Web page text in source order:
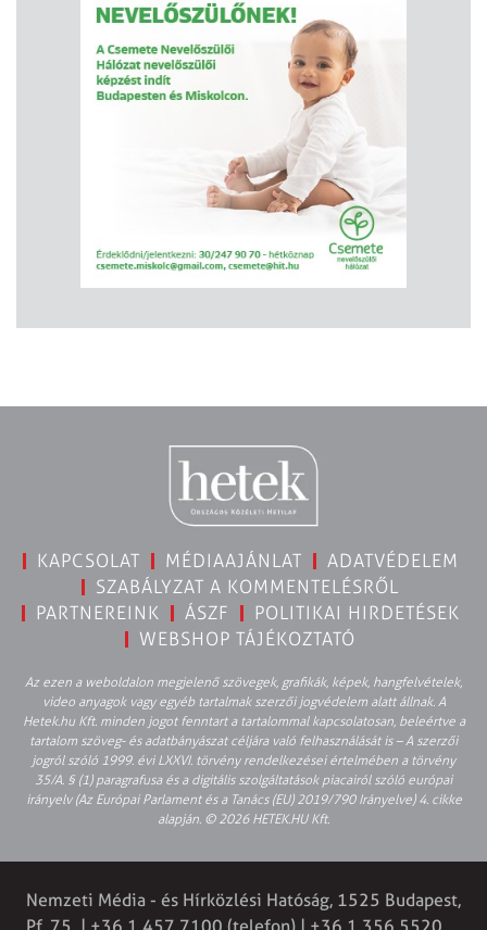
KAPCSOLAT MÉDIAAJÁNLAT
ADATVÉDELEM
SZABÁLYZAT A KOMMENTELÉSRŐL
PARTNEREINK
ÁSZF
POLITIKAI HIRDETÉSEK
WEBSHOP TÁJÉKOZTATÓ
Az ezen a weboldalon megjelenő szövegek, grafikák, képek, hangfelvételek,
video anyagok vagy egyéb tartalmak szerzői jogvédelem alatt állnak. A
Hetek.hu Kft. minden jogot fenntart a tartalommal kapcsolatosan, beleértve a
tartalom szöveg- és adatbányászat céljára való felhasználását is – A szerzői
jogról szóló 1999. évi LXXVI. törvény rendelkezései értelmében a törvény
35/A. § (1) paragrafusa és a digitális szolgáltatások piacairól szóló európai
irányelv (Az Európai Parlament és a Tanács (EU) 2019/790 Irányelve) 4. cikke
alapján. © 2026 HETEK.HU Kft.
Nemzeti Média - és Hírközlési Hatóság, 1525 Budapest,